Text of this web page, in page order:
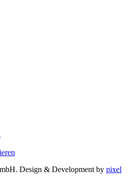
Design & Development by pixel